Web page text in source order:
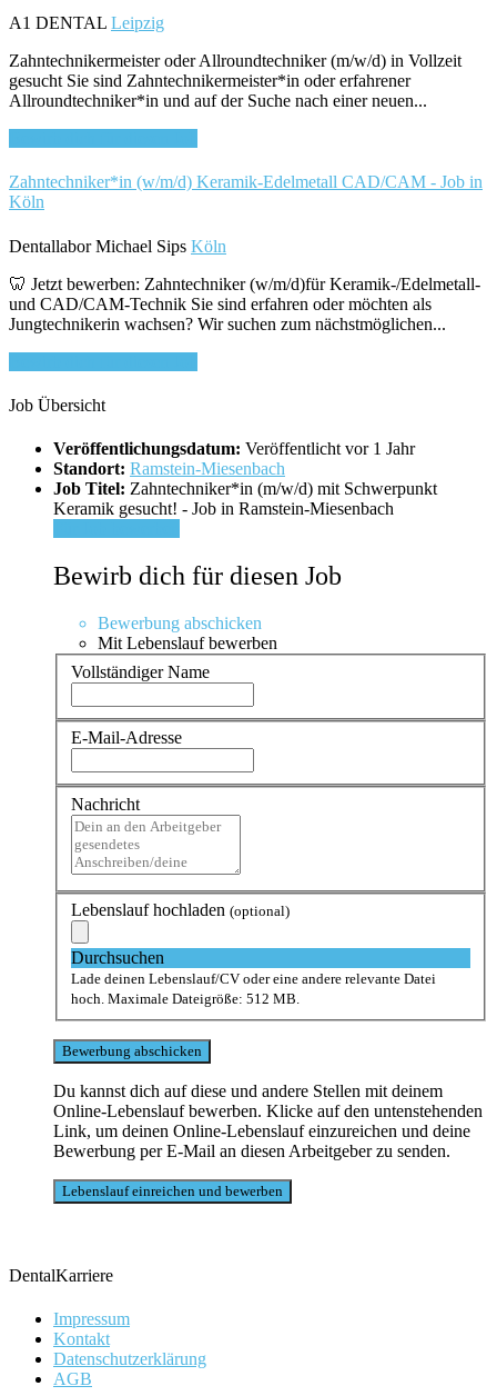
A1 DENTAL Leipzig
Zahntechnikermeister oder Allroundtechniker (m/w/d) in Vollzeit
gesucht Sie sind Zahntechnikermeister*in oder erfahrener
Allroundtechniker*in und auf der Suche nach einer neuen...
Zahntechniker*in (w/m/d) Keramik-Edelmetall CAD/CAM - Job in
Köln
Dentallabor Michael Sips Köln
🦷 Jetzt bewerben: Zahntechniker (w/m/d)für Keramik-/Edelmetall-
und CAD/CAM-Technik Sie sind erfahren oder möchten als
Jungtechnikerin wachsen? Wir suchen zum nächstmöglichen...
Job Übersicht
Veröffentlichungsdatum: Veröffentlicht vor 1 Jahr
Standort: Ramstein-Miesenbach
Job Titel: Zahntechniker*in (m/w/d) mit Schwerpunkt
Keramik gesucht! - Job in Ramstein-Miesenbach
Bewirb dich für diesen Job
Bewerbung abschicken
Mit Lebenslauf bewerben
Vollständiger Name
E-Mail-Adresse
Nachricht
Lebenslauf hochladen (optional)
Durchsuchen
Lade deinen Lebenslauf/CV oder eine andere relevante Datei
hoch. Maximale Dateigröße: 512 MB.
Du kannst dich auf diese und andere Stellen mit deinem
Online-Lebenslauf bewerben. Klicke auf den untenstehenden
Link, um deinen Online-Lebenslauf einzureichen und deine
Bewerbung per E-Mail an diesen Arbeitgeber zu senden.
DentalKarriere
Impressum
Kontakt
Datenschutzerklärung
AGB